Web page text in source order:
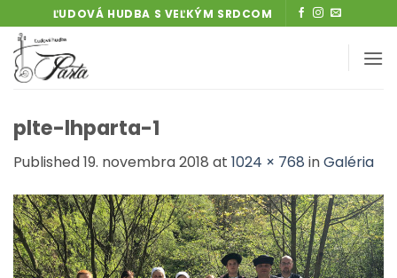
to
content
ĽUDOVÁ HUDBA S VEĽKÝM SRDCOM
plte-lhparta-1
Published19. novembra 2018 at 1024 × 768 inGaléria